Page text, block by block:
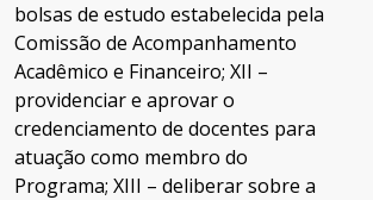
bolsas de estudo estabelecida pela
Comissão de Acompanhamento
Acadêmico e Financeiro; XII –
providenciar e aprovar o
credenciamento de docentes para
atuação como membro do
Programa; XIII – deliberar sobre a